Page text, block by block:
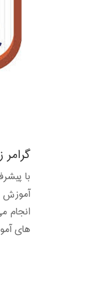
گرامر
با
آموزش
انجام
های